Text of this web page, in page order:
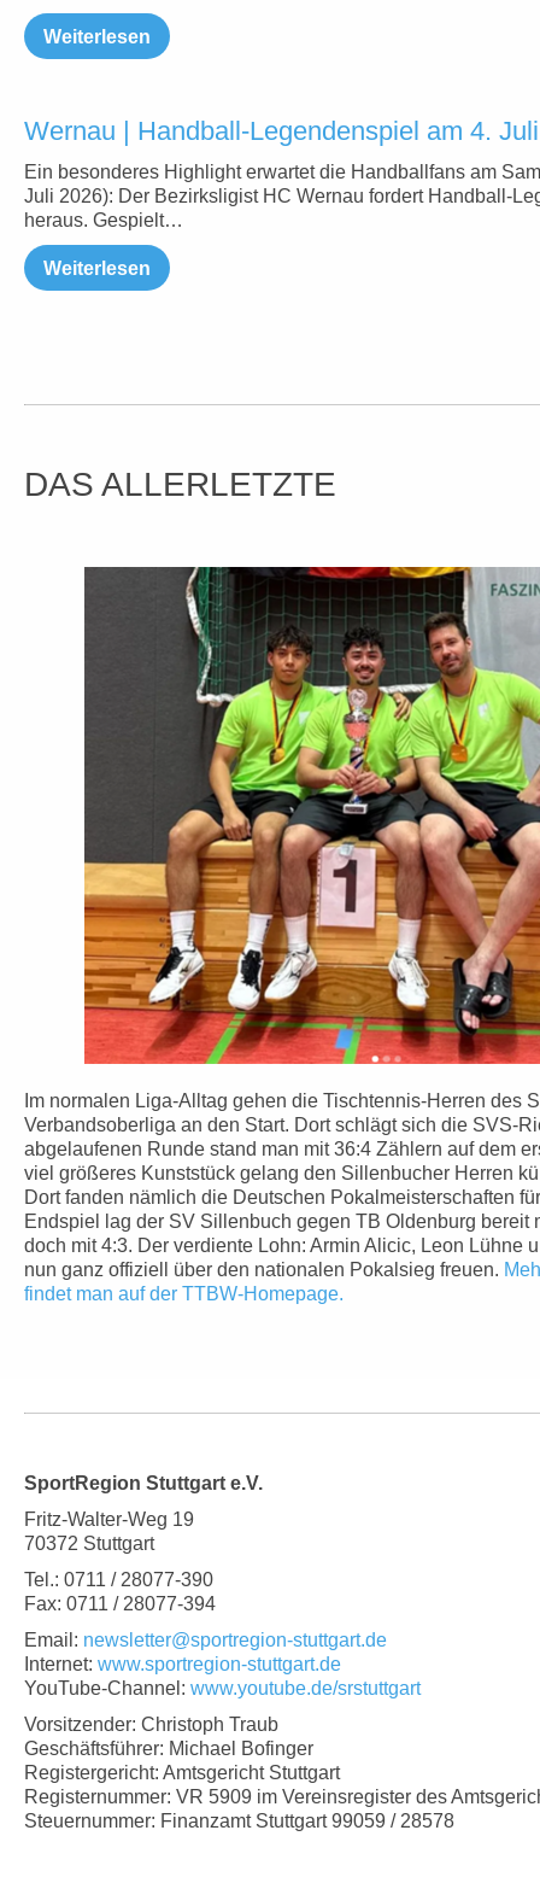
Weiterlesen
Wernau | Handball-Legendenspiel am 4. Juli
Ein besonderes Highlight erwartet die Handballfans am
Juli 2026): Der Bezirksligist HC Wernau fordert Handball-
heraus. Gespielt…
Weiterlesen
DAS ALLERLETZTE
Im normalen Liga-Alltag gehen die Tischtennis-Herren des
Verbandsoberliga an den Start. Dort schlägt sich die SVS-
abgelaufenen Runde stand man mit 36:4 Zählern auf dem
viel größeres Kunststück gelang den Sillenbucher Herren
Dort fanden nämlich die Deutschen Pokalmeisterschaften
Endspiel lag der SV Sillenbuch gegen TB Oldenburg bereit
doch mit 4:3. Der verdiente Lohn: Armin Alicic, Leon Lühne
nun ganz offiziell über den nationalen Pokalsieg freuen.
findet man auf der TTBW-Homepage.
SportRegion Stuttgart e.V.
Fritz-Walter-Weg 19
70372 Stuttgart
Tel.: 0711 / 28077-390
Fax: 0711 / 28077-394
Email: newsletter@sportregion-stuttgart.de
Internet: www.sportregion-stuttgart.de
YouTube-Channel: www.youtube.de/srstuttgart
Vorsitzender: Christoph Traub
Geschäftsführer: Michael Bofinger
Registergericht: Amtsgericht Stuttgart
Registernummer: VR 5909 im Vereinsregister des
Steuernummer: Finanzamt Stuttgart 99059 / 28578